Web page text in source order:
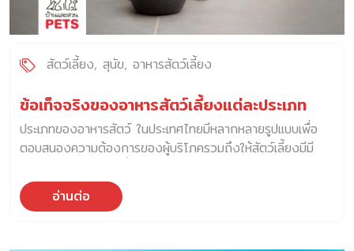
สัตว์เลี้ยง สุนัข อาหารสัตว์เลี้ยง
ข้อเท็จจริงของอาหารสัตว์เลี้ยงแต่ละประเภท
ประเภทของอาหารสัตว์ ในประเทศไทยมีหลากหลายรูปแบบเพื่อ
ตอบสนองความต้องการของผู้บริโภครวมถึงให้สัตว์เลี้ยงมีมี
อ่านต่อ